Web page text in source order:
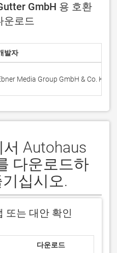
GmbH 용 호환
운로드
발자
Media Group GmbH & Co. KG
Autohaus
다운로드하
십시오.
또는 대안 확인
다운로드